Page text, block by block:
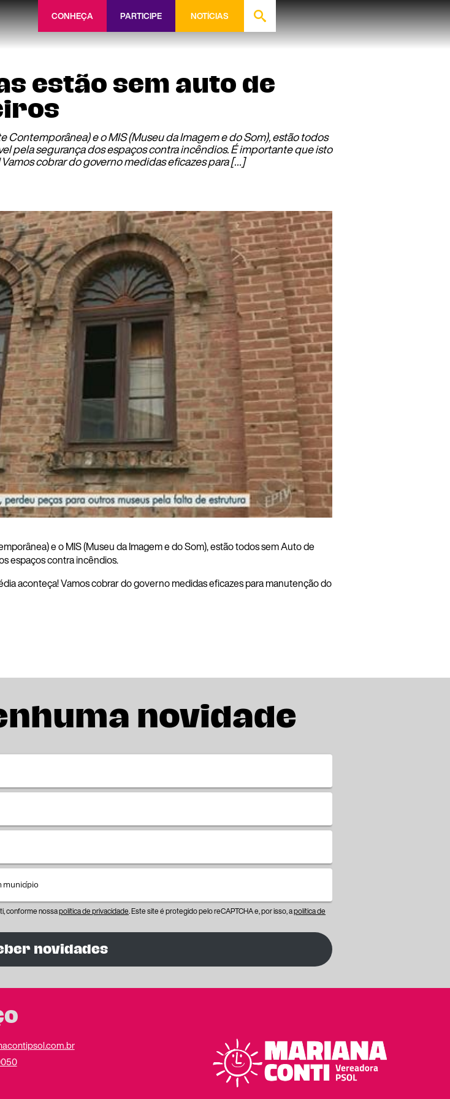
CONHEÇA PARTICIPE NOTÍCIAS
estão sem auto de
e o MIS (Museu da Imagem e do Som), estão todos
pela segurança dos espaços contra incêndios. É importante que isto
cobrar do governo medidas eficazes para […]
e o MIS (Museu da Imagem e do Som), estão todos sem Auto de
espaços contra incêndios.
aconteça! Vamos cobrar do governo medidas eficazes para manutenção do
novidade
conforme nossapolítica de privacidade. Este site é protegido pelo reCAPTCHA e, por isso, apolítica de
novidades